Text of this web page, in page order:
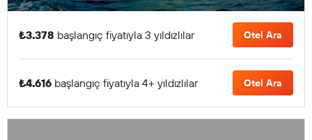
₺3.378 başlangıç fiyatıyla 3 yıldızlılar Otel Ara
₺4.616 başlangıç fiyatıyla 4+ yıldızlılar Otel Ara